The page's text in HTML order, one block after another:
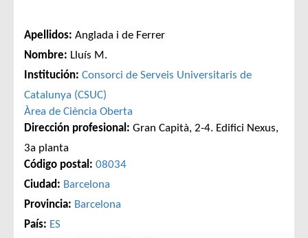
Apellidos: Anglada i de Ferrer
Nombre: Lluís M.
Institución: Consorci de Serveis Universitaris de
Catalunya (CSUC)
Àrea de Ciència Oberta
Dirección profesional: Gran Capità, 2-4. Edifici Nexus,
3a planta
Código postal: 08034
Ciudad: Barcelona
Provincia: Barcelona
País: ES